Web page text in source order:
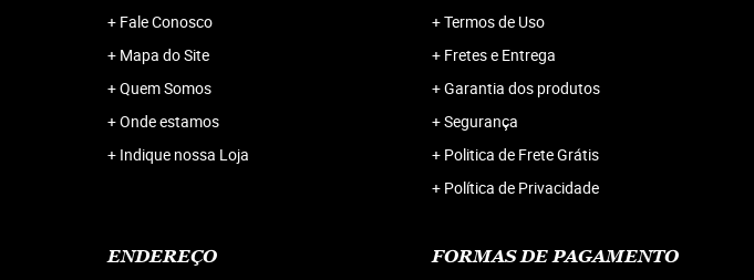
Fale Conosco
Mapa do Site
Quem Somos
Onde estamos
Indique nossa Loja
Termos de Uso
Fretes e Entrega
Garantia dos produtos
Segurança
Politica de Frete Grátis
Política de Privacidade
ENDEREÇO
FORMAS DE PAGAMENTO